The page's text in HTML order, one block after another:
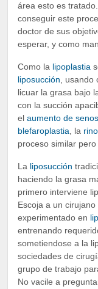
área esto es
conseguir este
doctor de sus
esperar, y como
Como la lipoplastia
liposucción ,
licuar la grasa bajo
con la succión
el aumento de senos
blefaroplastia , la
proceso similar pero
La liposucción
haciendo la grasa
primero interviene
Escoja a un
experimentado en
entrenando
sometiendose a la
sociedades de
grupo de trabajo
No vacile a